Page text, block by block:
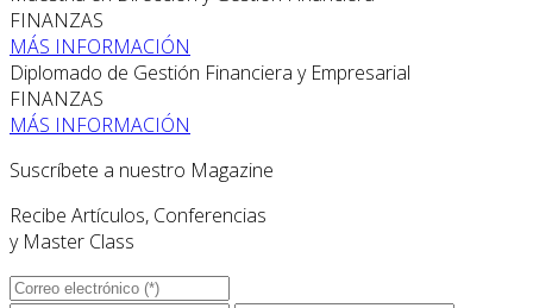
FINANZAS
MÁS INFORMACIÓN
Diplomado de Gestión Financiera y Empresarial
FINANZAS
MÁS INFORMACIÓN
Suscríbete a nuestro Magazine
Recibe Artículos, Conferencias
y Master Class